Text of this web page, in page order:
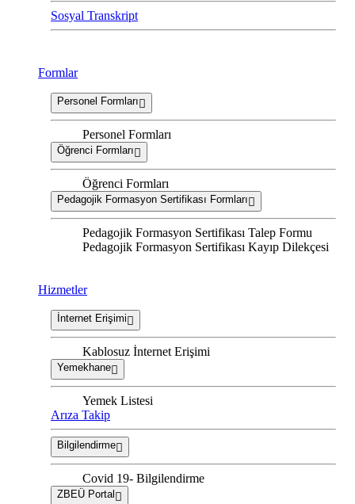
Sosyal Transkript
Formlar
Personel Formları
Personel Formları
Öğrenci Formları
Öğrenci Formları
Pedagojik Formasyon Sertifikası Formları
Pedagojik Formasyon Sertifikası Talep Formu
Pedagojik Formasyon Sertifikası Kayıp Dilekçesi
Hizmetler
İnternet Erişimi
Kablosuz İnternet Erişimi
Yemekhane
Yemek Listesi
Arıza Takip
Bilgilendirme
Covid 19- Bilgilendirme
ZBEÜ Portal